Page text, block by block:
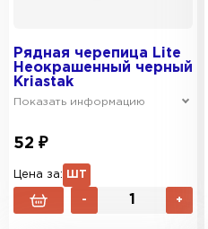
Рядная черепица Lite
Неокрашенный черный
Kriastak
Показать информацию
52 ₽
Цена за: ШТ
- +